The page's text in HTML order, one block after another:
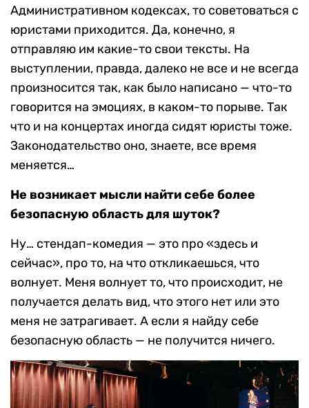
Административном кодексах, то советоваться с
юристами приходится. Да, конечно, я
отправляю им какие-то свои тексты. На
выступлении, правда, далеко не все и не всегда
произносится так, как было написано — что-то
говорится на эмоциях, в каком-то порыве. Так
что и на концертах иногда сидят юристы тоже.
Законодательство оно, знаете, все время
меняется…
Не возникает мысли найти себе более
безопасную область для шуток?
Ну… стендап-комедия — это про «здесь и
сейчас», про то, на что откликаешься, что
волнует. Меня волнует то, что происходит, не
получается делать вид, что этого нет или это
меня не затрагивает. А если я найду себе
безопасную область — не получится ничего.